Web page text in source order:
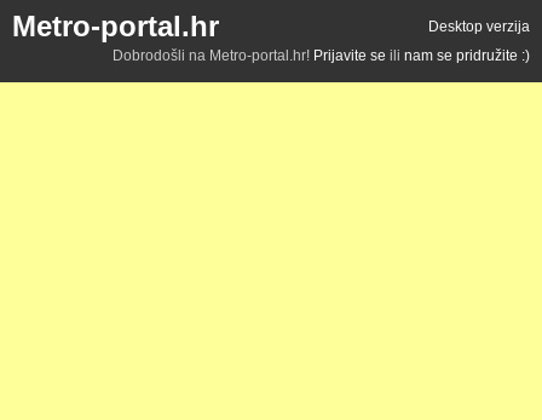
Metro-portal.hr
Desktop verzija
Dobrodošli na Metro-portal.hr! Prijavite se ili nam se pridružite :)